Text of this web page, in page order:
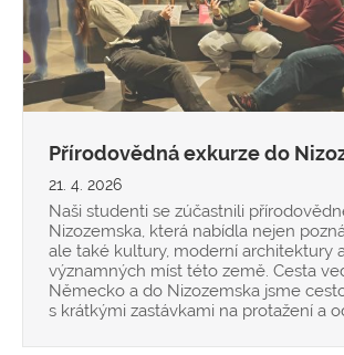
Přírodovědná exkurze do
21. 4. 2026
Naši studenti se zúčastnili
Nizozemska, která nabídla nejen
ale také kultury, moderní architektury
významných míst této země. Cesta
Německo a do Nizozemska jsme
s krátkými zastávkami na protažení a